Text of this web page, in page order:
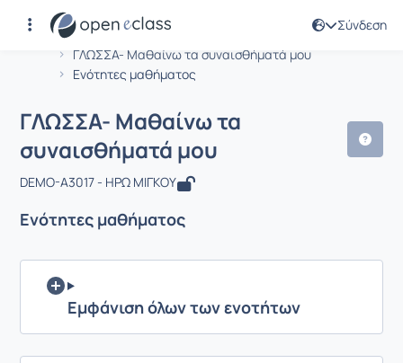
Σύνδεση
Αρχική Σελίδα
ΓΛΩΣΣΑ- Μαθαίνω τα συναισθήματά μου
Ενότητες μαθήματος
Μάθημα : ΓΛΩΣΣΑ- Μαθαίνω τα
ΓΛΩΣΣΑ- Μαθαίνω τα
συναισθήματά μου
DEMO-A3017 - ΗΡΩ ΜΙΓΚΟΥ
Ενότητες μαθήματος
Εμφάνιση όλων των ενοτήτων